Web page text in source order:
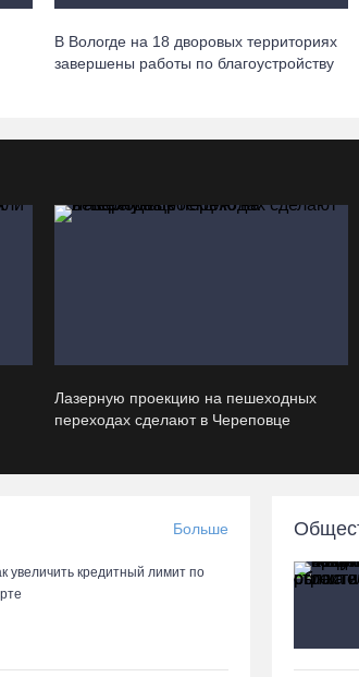
06.08.26 /
В
найти
06.08.26 /
122
В Вологде на 18 дворовых территориях
завершены работы по благоустройству
Лазерную проекцию на пешеходных
переходах сделают в Череповце
Больше
увеличить кредитный лимит по